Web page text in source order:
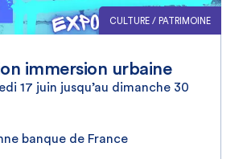
CULTURE / PATRIMOINE
immersion urbaine
17 juin jusqu’au dimanche 30
banque de France